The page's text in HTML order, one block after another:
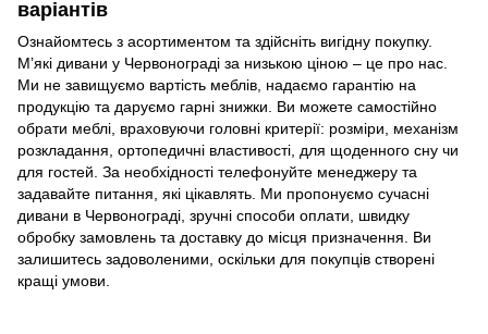
варіантів
Ознайомтесь з асортиментом та здійсніть вигідну покупку.
М’які дивани у Червонограді за низькою ціною – це про нас.
Ми не завищуємо вартість меблів, надаємо гарантію на
продукцію та даруємо гарні знижки. Ви можете самостійно
обрати меблі, враховуючи головні критерії: розміри, механізм
розкладання, ортопедичні властивості, для щоденного сну чи
для гостей. За необхідності телефонуйте менеджеру та
задавайте питання, які цікавлять. Ми пропонуємо сучасні
дивани в Червонограді, зручні способи оплати, швидку
обробку замовлень та доставку до місця призначення. Ви
залишитесь задоволеними, оскільки для покупців створені
кращі умови.